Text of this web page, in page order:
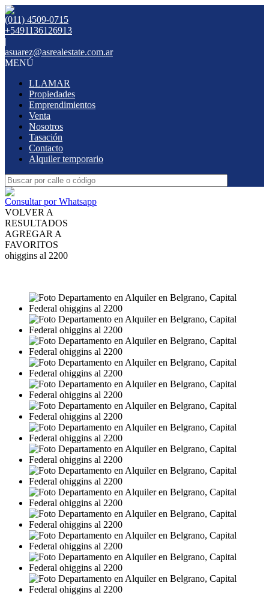
(011) 4509-0715
+5491136126913
|
asuarez@asrealestate.com.ar
MENÚ
LLAMAR
Propiedades
Emprendimientos
Venta
Nosotros
Tasación
Contacto
Alquiler temporario
Consultar por Whatsapp
VOLVER A
RESULTADOS
AGREGAR A
FAVORITOS
ohiggins al 2200